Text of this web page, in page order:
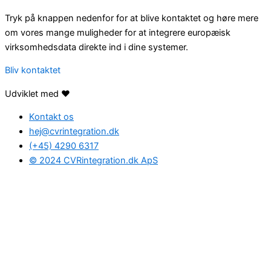
Tryk på knappen nedenfor for at blive kontaktet og høre mere
om vores mange muligheder for at integrere europæisk
virksomhedsdata direkte ind i dine systemer.
Bliv kontaktet
Udviklet med ❤️
Kontakt os
hej@cvrintegration.dk
(+45) 4290 6317
© 2024 CVRintegration.dk ApS